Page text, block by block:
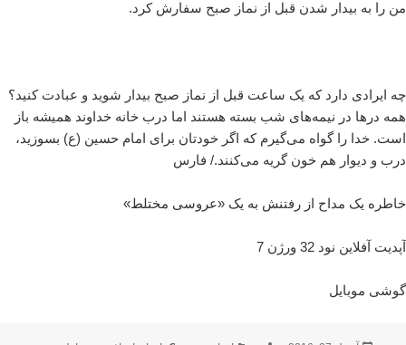
من را به بیدار شدن قبل از نماز صبح سفارش کرد.
چه ایرادی دارد که یک ساعت قبل از نماز صبح بیدار شوید و عبادت کنید؟
همه درها در نیمه‌های شب بسته هستند اما درب خانه خداوند همیشه باز
است. خدا را گواه می‌گیرم که اگر خودتان برای امام حسین (ع) بسوزید،
درب و دیوار هم خون گریه می‌کنند./ فارس
خاطره یک مداح از رفتنش به یک «عروسی مختلط»
آپدیت آفلاین نود 32 ورژن 7
گوشی موبایل